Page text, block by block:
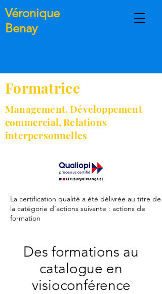
Véronique
Benay
Formatrice
Management, Développement
commercial, Relations
interpersonnelles
La certification qualité a été délivrée au titre de
la catégorie d’actions suivante : actions de
formation
Des formations au
catalogue en
visioconférence